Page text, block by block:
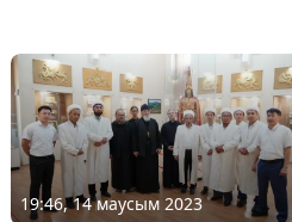
19:46, 14 маусым 2023